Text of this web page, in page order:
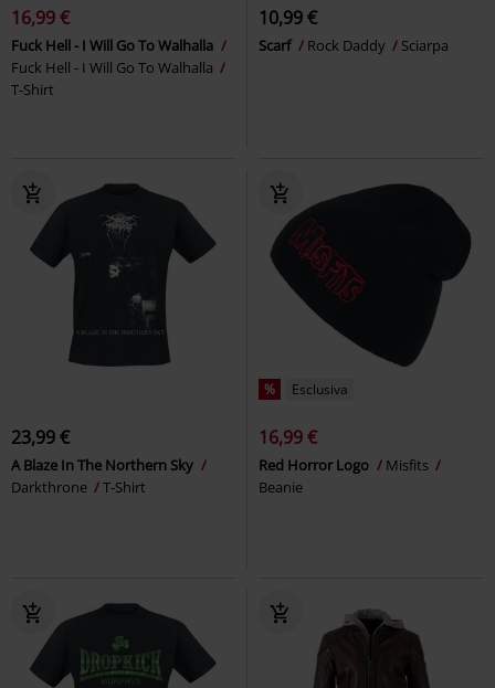
16,99 €
Fuck Hell - I Will Go To Walhalla
Fuck Hell - I Will Go To Walhalla
T-Shirt
10,99 €
Scarf Rock Daddy Sciarpa
23,99 €
A Blaze In The Northern Sky
Darkthrone
T-Shirt
% Esclusiva
16,99 €
Red Horror Logo
Misfits
Beanie